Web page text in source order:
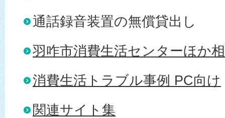
通話録音装置の無償貸出し
羽咋市消費生活センターほか
消費生活トラブル事例 PC向け
関連サイト集